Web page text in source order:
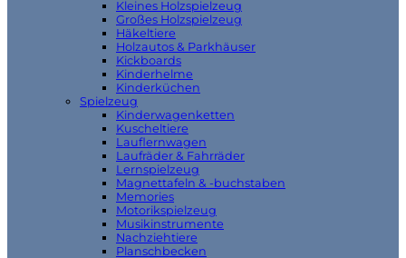
Kleines Holzspielzeug
Großes Holzspielzeug
Häkeltiere
Holzautos & Parkhäuser
Kickboards
Kinderhelme
Kinderküchen
Spielzeug
Kinderwagenketten
Kuscheltiere
Lauflernwagen
Laufräder & Fahrräder
Lernspielzeug
Magnettafeln & -buchstaben
Memories
Motorikspielzeug
Musikinstrumente
Nachziehtiere
Planschbecken